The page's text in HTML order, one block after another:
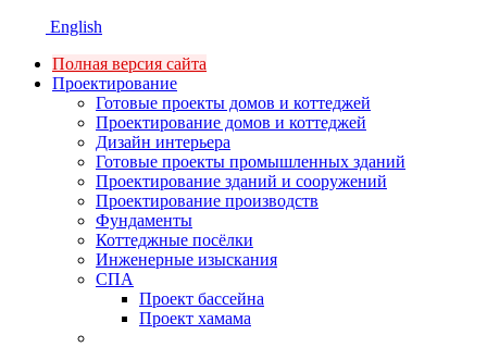
English
Полная версия сайта
Проектирование
Готовые проекты домов и коттеджей
Проектирование домов и коттеджей
Дизайн интерьера
Готовые проекты промышленных зданий
Проектирование зданий и сооружений
Проектирование производств
Фундаменты
Коттеджные посёлки
Инженерные изыскания
СПА
Проект бассейна
Проект хамама